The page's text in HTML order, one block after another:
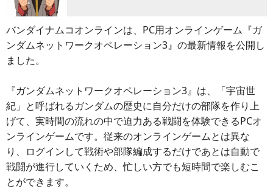
バンダイナムコオンラインは、PC用オンラインゲーム『ガ
ンダムネットワークオペレーション3』の最新情報を公開し
ました。
『ガンダムネットワークオペレーション3』は、「宇宙世
紀」と呼ばれるガンダムの歴史に自分だけの部隊を作り上
げて、実時間の流れの中で迫力ある戦闘を体験できるPCオ
ンラインゲームです。従来のオンラインゲームとは異な
り、ログインして戦術や部隊編成するだけであとは自動で
戦闘が進行していくため、忙しい方でも短時間で楽しむこ
とができます。